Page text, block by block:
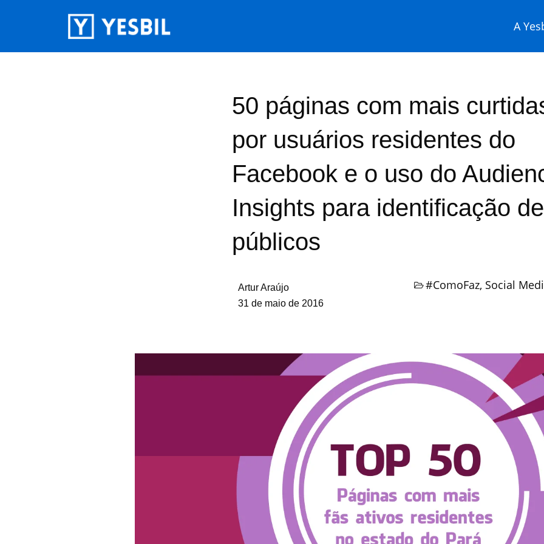
A
50 páginas com mais
por usuários residentes do
Facebook e o uso do
Insights para identificação de
públicos
Artur Araújo
31 de maio de 2016
#ComoFaz, Social